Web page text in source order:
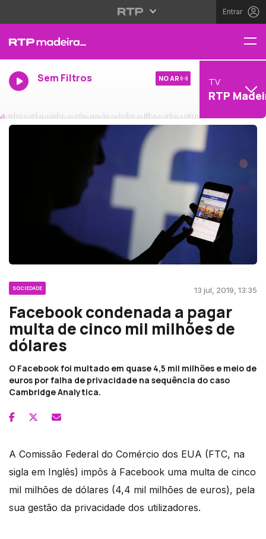
Entrar
Sem Filtros NO AR TV
RTP
SOCIEDADE 13 jul, 2019, 13:35
Facebook condenada a pagar
multa de cinco mil milhões de
dólares
O Facebook foi multado em quase 4,5 mil milhões e meio de
euros por falha de privacidade na sequência do caso
Cambridge Analytica.
A Comissão Federal do Comércio dos EUA (FTC, na
sigla em Inglês) impôs à Facebook uma multa de cinco
mil milhões de dólares (4,4 mil milhões de euros), pela
sua gestão da privacidade dos utilizadores.